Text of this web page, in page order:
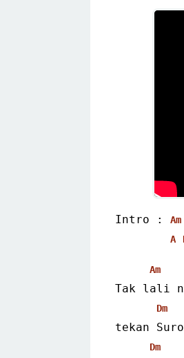
Intro : Am
A
Am
Tak lali
Dm
tekan
Dm